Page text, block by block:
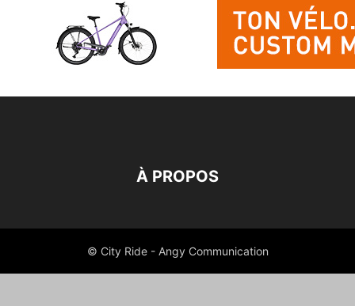
À PROPOS
© City Ride - Angy Communication